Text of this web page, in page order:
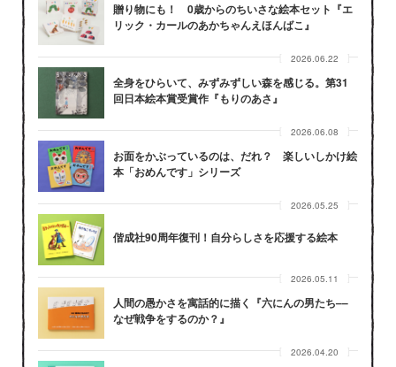
贈り物にも！ 0歳からのちいさな絵本セット『エ
リック・カールのあかちゃんえほんばこ』
2026.06.22
全身をひらいて、みずみずしい森を感じる。第31
回日本絵本賞受賞作『もりのあさ』
2026.06.08
お面をかぶっているのは、だれ？ 楽しいしかけ絵
本「おめんです」シリーズ
2026.05.25
偕成社90周年復刊！自分らしさを応援する絵本
2026.05.11
人間の愚かさを寓話的に描く『六にんの男たち––
なぜ戦争をするのか？』
2026.04.20